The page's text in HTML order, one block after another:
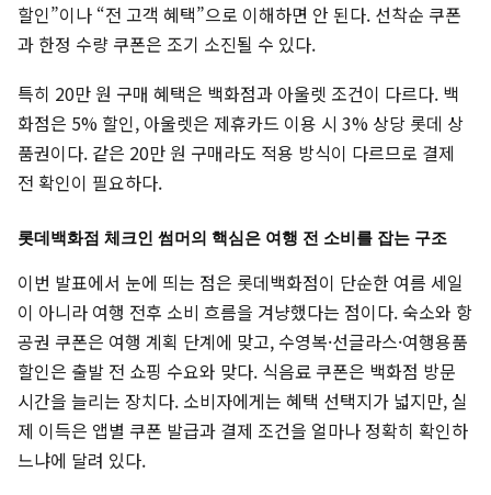
할인”이나 “전 고객 혜택”으로 이해하면 안 된다. 선착순 쿠폰
과 한정 수량 쿠폰은 조기 소진될 수 있다.
특히 20만 원 구매 혜택은 백화점과 아울렛 조건이 다르다. 백
화점은 5% 할인, 아울렛은 제휴카드 이용 시 3% 상당 롯데 상
품권이다. 같은 20만 원 구매라도 적용 방식이 다르므로 결제
전 확인이 필요하다.
롯데백화점 체크인 썸머의 핵심은 여행 전 소비를 잡는 구조
이번 발표에서 눈에 띄는 점은 롯데백화점이 단순한 여름 세일
이 아니라 여행 전후 소비 흐름을 겨냥했다는 점이다. 숙소와 항
공권 쿠폰은 여행 계획 단계에 맞고, 수영복·선글라스·여행용품
할인은 출발 전 쇼핑 수요와 맞다. 식음료 쿠폰은 백화점 방문
시간을 늘리는 장치다. 소비자에게는 혜택 선택지가 넓지만, 실
제 이득은 앱별 쿠폰 발급과 결제 조건을 얼마나 정확히 확인하
느냐에 달려 있다.